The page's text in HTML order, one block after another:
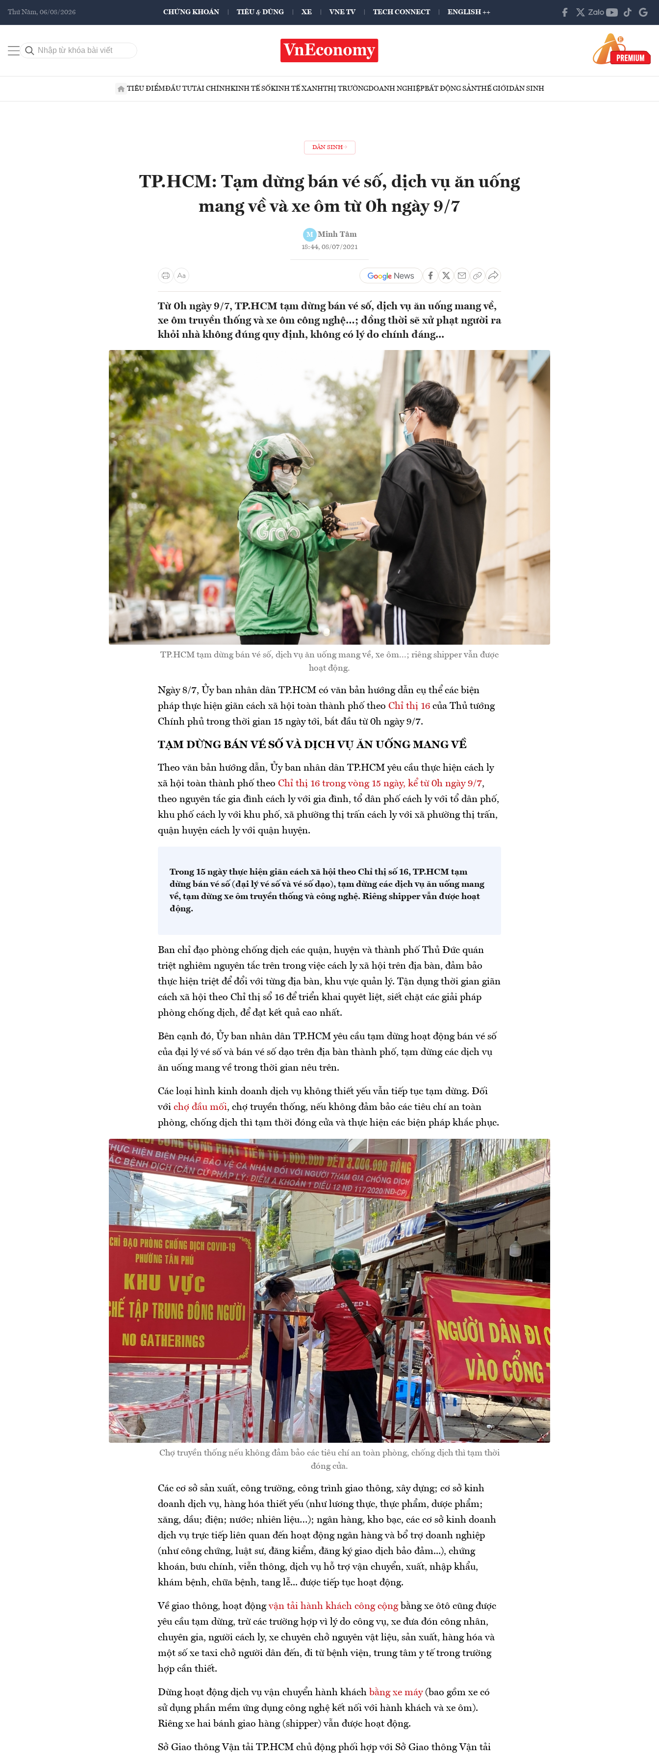
Thứ Năm, 06/08/2026 CHỨNG KHOÁN TIÊU & DÙNG XE VNE TV TECH CONNECT ENGLISH ++
TIÊU ĐIỂMĐẦU TƯTÀI CHÍNHKINH TẾ SỐKINH TẾ XANHTHỊ TRƯỜNGDOANH NGHIỆPBẤT ĐỘNG SẢNTHẾ GIỚIDÂN SINH
DÂN SINH
TP.HCM: Tạm dừng bán vé số, dịch vụ ăn uống
mang về và xe ôm từ 0h ngày 9/7
M Minh Tâm
18:44, 08/07/2021
Từ 0h ngày 9/7, TP.HCM tạm dừng bán vé số, dịch vụ ăn uống mang về,
xe ôm truyền thống và xe ôm công nghệ…; đồng thời sẽ xử phạt người ra
khỏi nhà không đúng quy định, không có lý do chính đáng...
TP.HCM tạm dừng bán vé số, dịch vụ ăn uống mang về, xe ôm...; riêng shipper vẫn được
hoạt động.
Ngày 8/7, Ủy ban nhân dân TP.HCM có văn bản hướng dẫn cụ thể các biện
pháp thực hiện giãn cách xã hội toàn thành phố theo Chỉ thị 16 của Thủ tướng
Chính phủ trong thời gian 15 ngày tới, bắt đầu từ 0h ngày 9/7.
TẠM DỪNG BÁN VÉ SỐ VÀ DỊCH VỤ ĂN UỐNG MANG VỀ
Theo văn bản hướng dẫn, Ủy ban nhân dân TP.HCM yêu cầu thực hiện cách ly
xã hội toàn thành phố theo Chỉ thị 16 trong vòng 15 ngày, kể từ 0h ngày 9/7,
theo nguyên tắc gia đình cách ly với gia đình, tổ dân phố cách ly với tổ dân phố,
khu phố cách ly với khu phố, xã phường thị trấn cách ly với xã phường thị trấn,
quận huyện cách ly với quận huyện.
Trong 15 ngày thực hiện giãn cách xã hội theo Chỉ thị số 16, TP.HCM tạm
dừng bán vé số (đại lý vé số và vé số dạo), tạm dừng các dịch vụ ăn uống mang
về, tạm dừng xe ôm truyền thống và công nghệ. Riêng shipper vẫn được hoạt
động.
Ban chỉ đạo phòng chống dịch các quận, huyện và thành phố Thủ Đức quán
triệt nghiêm nguyên tắc trên trong việc cách ly xã hội trên địa bàn, đảm bảo
thực hiện triệt để đổi với từng địa bàn, khu vực quản lý. Tận dụng thời gian giãn
cách xã hội theo Chỉ thị sổ 16 để triển khai quyêt liệt, siết chặt các giải pháp
phòng chống dịch, để đạt kết quả cao nhất.
Bên cạnh đó, Ủy ban nhân dân TP.HCM yêu cầu tạm dừng hoạt động bán vé số
của đại lý vé số và bán vé số dạo trên địa bàn thành phố, tạm dừng các dịch vụ
ăn uống mang về trong thời gian nêu trên.
Các loại hình kinh doanh dịch vụ không thiết yếu vẫn tiếp tục tạm dừng. Đối
với chợ đầu mối, chợ truyền thống, nếu không đảm bảo các tiêu chí an toàn
phòng, chống dịch thì tạm thời đóng cửa và thực hiện các biện pháp khắc phục.
Chợ truyền thống nếu không đảm bảo các tiêu chí an toàn phòng, chống dịch thì tạm thời
đóng cửa.
Các cơ sở sản xuất, công trường, công trình giao thông, xây dựng; cơ sở kinh
doanh dịch vụ, hàng hóa thiết yếu (như lương thực, thực phẩm, dược phẩm;
xăng, dầu; điện; nước; nhiên liệu…); ngân hàng, kho bạc, các cơ sở kinh doanh
dịch vụ trực tiếp liên quan đến hoạt động ngân hàng và bổ trợ doanh nghiệp
(như công chứng, luật sư, đăng kiểm, đăng ký giao dịch bảo đảm...), chứng
khoán, bưu chính, viễn thông, dịch vụ hỗ trợ vận chuyển, xuất, nhập khẩu,
khám bệnh, chữa bệnh, tang lễ... được tiếp tục hoạt động.
Về giao thông, hoạt độngvận tải hành khách công cộng bằng xe ôtô cũng được
yêu cầu tạm dừng, trừ các trường hợp vì lý do công vụ, xe đưa đón công nhân,
chuyên gia, người cách ly, xe chuyên chở nguyên vật liệu, sản xuất, hàng hóa và
một số xe taxi chở người dân đến, đi từ bệnh viện, trung tâm y tế trong trường
hợp cần thiết.
Dừng hoạt động dịch vụ vận chuyển hành khách bằng xe máy(bao gồm xe có
sử dụng phần mềm ứng dụng công nghệ kết nối với hành khách và xe ôm).
Riêng xe hai bánh giao hàng (shipper) vẫn được hoạt động.
Sở Giao thông Vận tải TP.HCM chủ động phối hợp với Sở Giao thông Vận tải